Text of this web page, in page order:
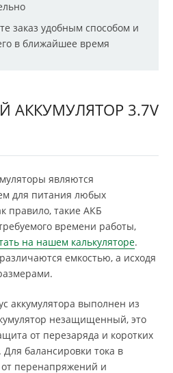
заказ удобным способом и
в ближайшее время
АККУМУЛЯТОР 3.7V
являются
для питания любых
правило, такие АКБ
времени работы,
на нашем калькуляторе.
емкостью, а исходя
аккумулятора выполнен из
незащищенный, это
от перезаряда и коротких
Для балансировки тока в
перенапряжений и